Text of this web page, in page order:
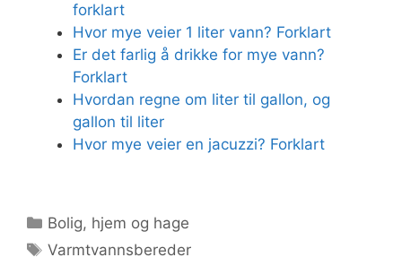
forklart
Hvor mye veier 1 liter vann? Forklart
Er det farlig å drikke for mye vann?
Forklart
Hvordan regne om liter til gallon, og
gallon til liter
Hvor mye veier en jacuzzi? Forklart
Kategorier
Bolig, hjem og hage
Stikkord
Varmtvannsbereder